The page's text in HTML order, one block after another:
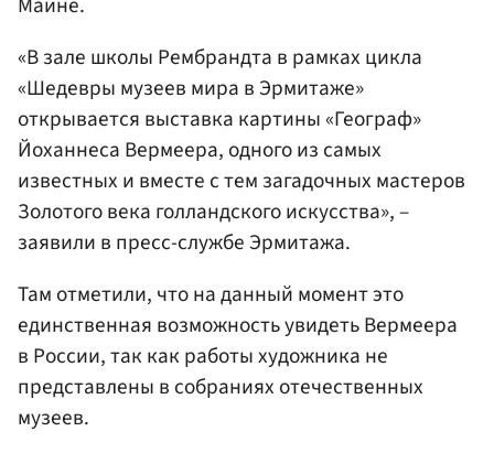
«В зале школы Рембрандта в рамках цикла
«Шедевры музеев мира в Эрмитаже»
открывается выставка картины «Географ»
Йоханнеса Вермеера, одного из самых
известных и вместе с тем загадочных мастеров
Золотого века голландского искусства», –
заявили в пресс-службе Эрмитажа.
Там отметили, что на данный момент это
единственная возможность увидеть Вермеера
в России, так как работы художника не
представлены в собраниях отечественных
музеев.